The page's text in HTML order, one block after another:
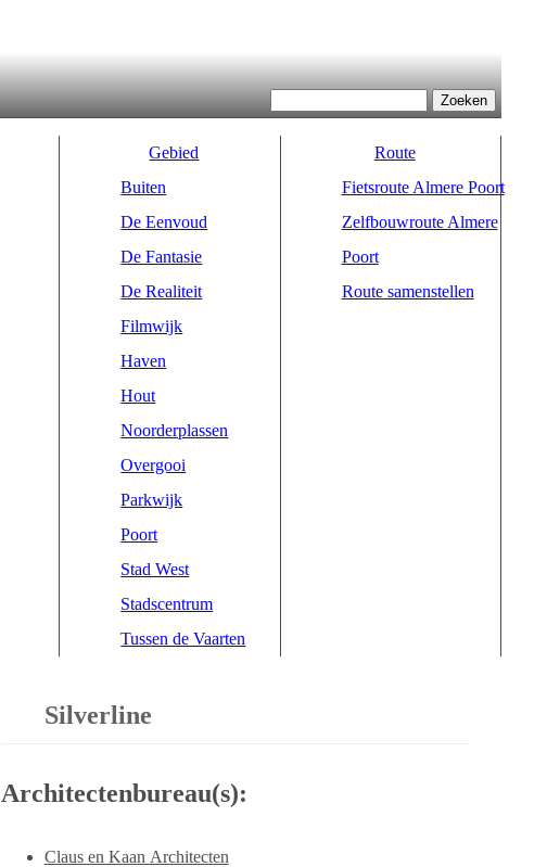
Zoekveld
Gebied
Buiten
De Eenvoud
De Fantasie
De Realiteit
Filmwijk
Haven
Hout
Noorderplassen
Overgooi
Parkwijk
Poort
Stad West
Stadscentrum
Tussen de Vaarten
Route
Fietsroute Almere Poort
Zelfbouwroute Almere
Poort
Route samenstellen
Silverline
Architectenbureau(s):
Claus en Kaan Architecten